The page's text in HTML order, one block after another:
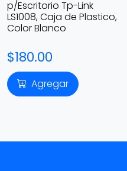
p/Escritorio Tp-Link
LS1008, Caja de Plastico,
Color Blanco
$180.00
Agregar